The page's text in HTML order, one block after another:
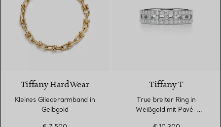
Tiffany HardWear
Kleines Gliederarmband in
Gelbgold
Tiffany T
True breiter Ring in
Weißgold mit Pavé-